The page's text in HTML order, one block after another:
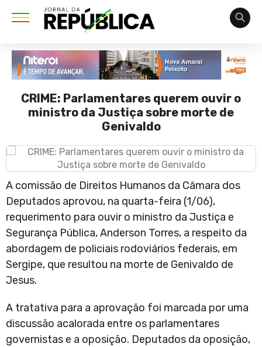
CRIME: Parlamentares querem ouvir o
ministro da Justiça sobre morte de
Genivaldo
A comissão de Direitos Humanos da Câmara dos
Deputados aprovou, na quarta-feira (1/06),
requerimento para ouvir o ministro da Justiça e
Segurança Pública, Anderson Torres, a respeito da
abordagem de policiais rodoviários federais, em
Sergipe, que resultou na morte de Genivaldo de
Jesus.
A tratativa para a aprovação foi marcada por uma
discussão acalorada entre os parlamentares
governistas e a oposição. Deputados da oposição,